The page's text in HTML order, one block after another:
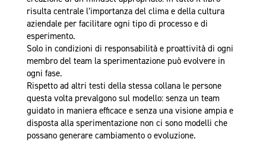
risulta centrale l’importanza del clima e della cultura
aziendale per facilitare ogni tipo di processo e di
esperimento.
Solo in condizioni di responsabilità e proattività di ogni
membro del team la sperimentazione può evolvere in
ogni fase.
Rispetto ad altri testi della stessa collana le persone
questa volta prevalgono sul modello: senza un team
guidato in maniera efficace e senza una visione ampia e
disposta alla sperimentazione non ci sono modelli che
possano generare cambiamento o evoluzione.